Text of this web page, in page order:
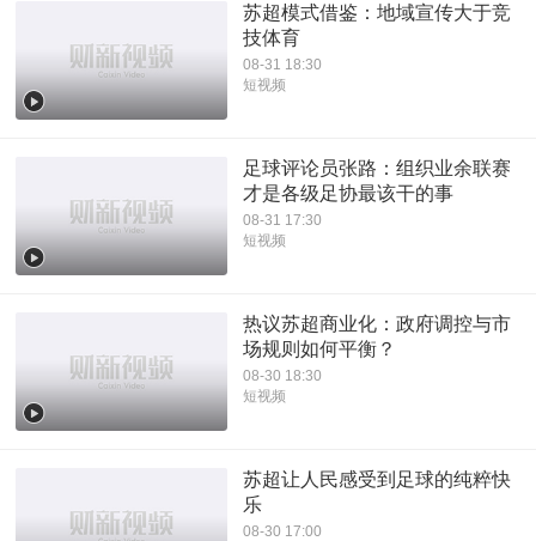
苏超模式借鉴：地域宣传大于竞
技体育
08-31 18:30
短视频
足球评论员张路：组织业余联赛
才是各级足协最该干的事
08-31 17:30
短视频
热议苏超商业化：政府调控与市
场规则如何平衡？
08-30 18:30
短视频
苏超让人民感受到足球的纯粹快
乐
08-30 17:00